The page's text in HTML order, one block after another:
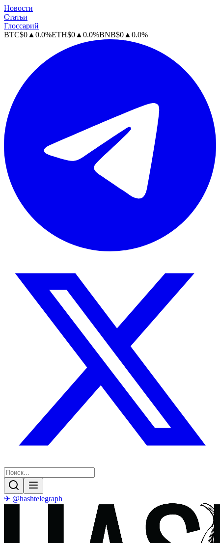
Новости
Статьи
Глоссарий
BTC$0 ▲ 0.0%ETH$0 ▲ 0.0%BNB$0 ▲ 0.0%
✈ @hashtelegraph